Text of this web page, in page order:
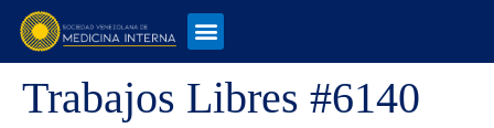
Trabajos Libres #6140